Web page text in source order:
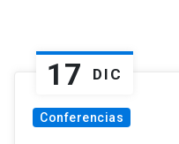
17 DIC
Conferencias